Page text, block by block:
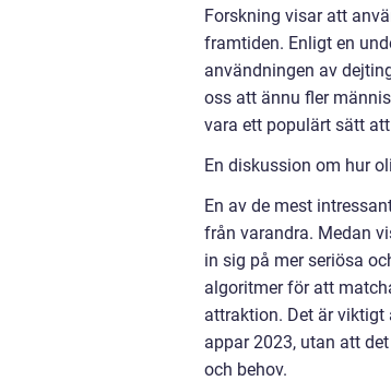
Forskning visar att
framtiden. Enligt en
användningen av
oss att ännu fler
vara ett populärt sätt
En diskussion om hur
En av de mest
från varandra. Medan
in sig på mer seriösa
algoritmer för att
attraktion. Det är viktigt
appar 2023, utan att
och behov.